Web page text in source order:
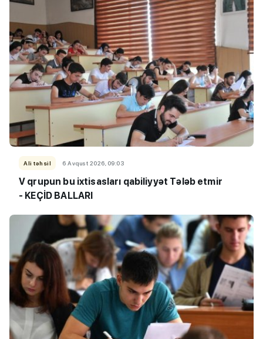
Ali təhsil 6 Avqust 2026, 09:03
V qrupun bu ixtisasları qabiliyyət Tələb etmir
- KEÇİD BALLARI